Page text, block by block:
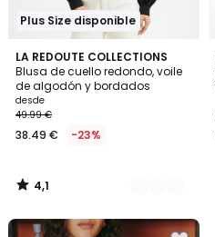
Plus Size disponible
LA REDOUTE COLLECTIONS
Blusa de cuello redondo, voile
de algodón y bordados
desde
49.99 €
38.49 € -23%
4,1
/ 5
2
Colores
4,1
/